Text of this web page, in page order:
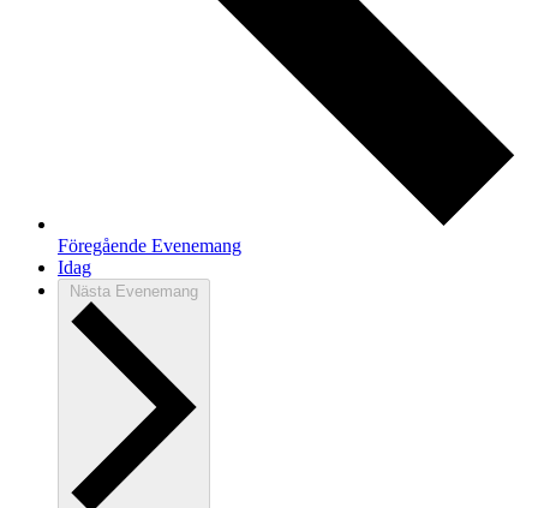
Föregående Evenemang
Idag
Nästa Evenemang